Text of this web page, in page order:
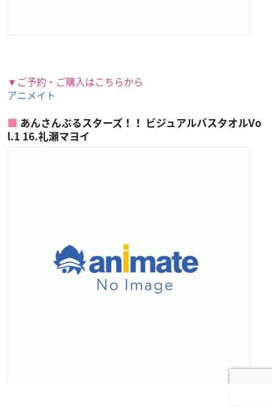
▼ご予約・ご購入はこちらから
アニメイト
あんさんぶるスターズ！！ ビジュアルバスタオルVo
l.1 16.礼瀬マヨイ